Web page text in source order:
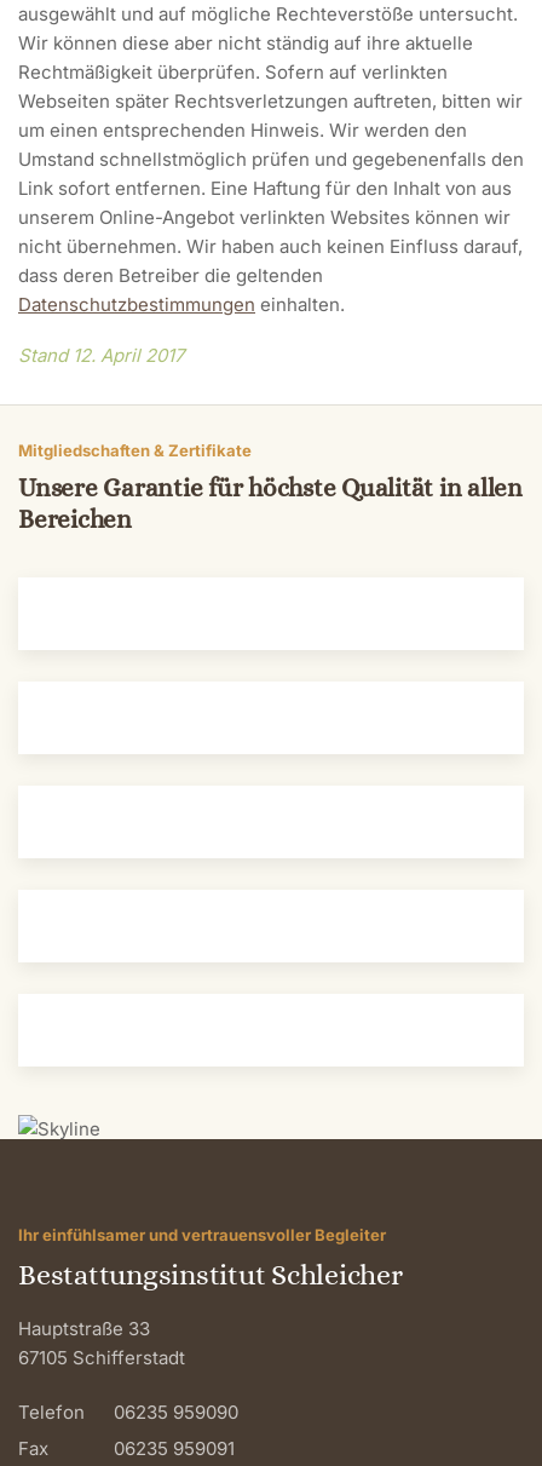
ausgewählt und auf mögliche Rechteverstöße untersucht.
Wir können diese aber nicht ständig auf ihre aktuelle
Rechtmäßigkeit überprüfen. Sofern auf verlinkten
Webseiten später Rechtsverletzungen auftreten, bitten wir
um einen entsprechenden Hinweis. Wir werden den
Umstand schnellstmöglich prüfen und gegebenenfalls den
Link sofort entfernen. Eine Haftung für den Inhalt von aus
unserem Online-Angebot verlinkten Websites können wir
nicht übernehmen. Wir haben auch keinen Einfluss darauf,
dass deren Betreiber die geltenden
Datenschutzbestimmungen einhalten.
Stand 12. April 2017
Mitgliedschaften & Zertifikate
Unsere Garantie für höchste Qualität in allen
Bereichen
Ihr einfühlsamer und vertrauensvoller Begleiter
Bestattungsinstitut Schleicher
Hauptstraße 33
67105 Schifferstadt
Telefon
06235 959090
Fax
06235 959091